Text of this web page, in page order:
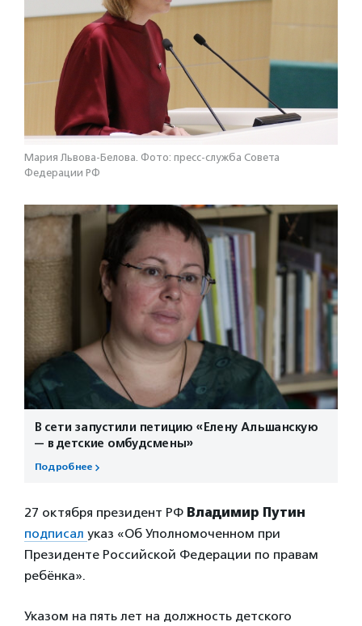
Мария Львова-Белова. Фото: пресс-служба Совета
Федерации РФ
В сети запустили петицию «Елену Альшанскую
— в детские омбудсмены»
Подробнее
27 октября президент РФ Владимир Путин
подписал указ «Об Уполномоченном при
Президенте Российской Федерации по правам
ребёнка».
Указом на пять лет на должность детского